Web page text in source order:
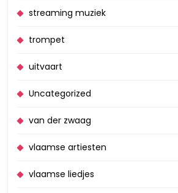
streaming muziek
trompet
uitvaart
Uncategorized
van der zwaag
vlaamse artiesten
vlaamse liedjes